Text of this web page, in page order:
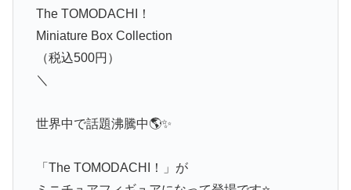
The TOMODACHI！
Miniature Box Collection
（税込500円）
＼
世界中で話題沸騰中🌎✨
「The TOMODACHI！」が